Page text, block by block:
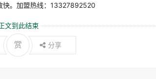
快。加盟热线：13327892520
文到此结束
赏 分享